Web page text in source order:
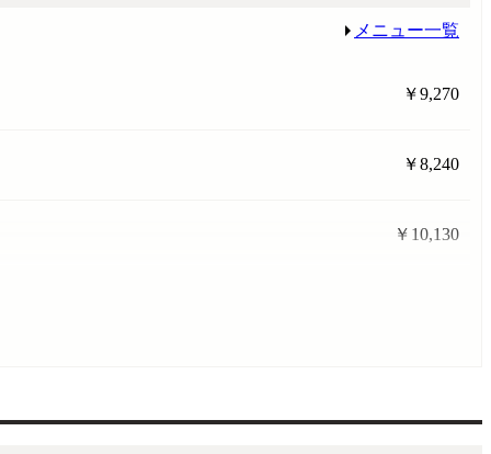
メニュー一覧
￥9,270
￥8,240
￥10,130